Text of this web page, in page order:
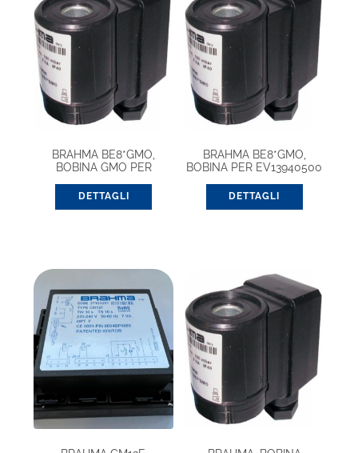
BRAHMA BE8*GMO,
BOBINA GMO PER
DETTAGLI
BRAHMA BE8*GMO,
BOBINA PER EV13940500
DETTAGLI